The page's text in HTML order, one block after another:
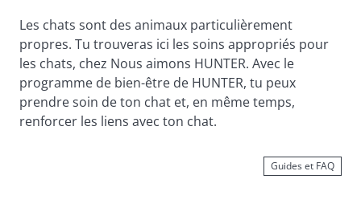
&Les chats sont des animaux particulièrement
propres. Tu trouveras ici les soins appropriés pour
les chats, chez Nous aimons HUNTER. Avec le
programme de bien-être de HUNTER, tu peux
prendre soin de ton chat et, en même temps,
renforcer les liens avec ton chat.
Guides et FAQ